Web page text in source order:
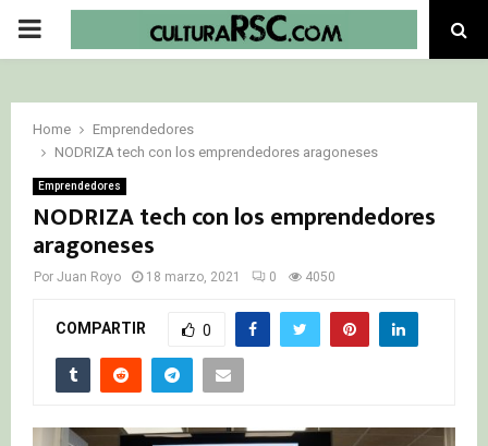
PRIMARY
Home
Emprendedores
NODRIZA tech con los emprendedores aragoneses
Emprendedores
NODRIZA tech con los emprendedores
aragoneses
Por Juan Royo 18 marzo, 2021 0 4050
COMPARTIR 0